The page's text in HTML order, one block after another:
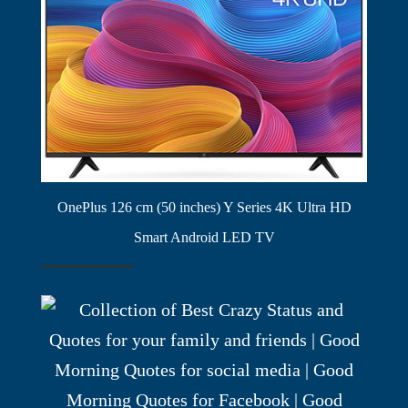
OnePlus 126 cm (50 inches) Y Series 4K Ultra HD
Smart Android LED TV